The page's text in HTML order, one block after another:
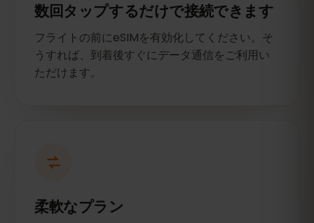
数回タップするだけで接続できます
フライトの前にeSIMを有効化してください。そ
うすれば、到着後すぐにデータ通信をご利用い
ただけます。
柔軟なプラン